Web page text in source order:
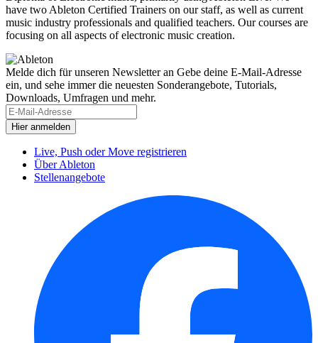
have two Ableton Certified Trainers on our staff, as well as current
music industry professionals and qualified teachers. Our courses are
focusing on all aspects of electronic music creation.
Melde dich für unseren Newsletter an Gebe deine E-Mail-Adresse
ein, und sehe immer die neuesten Sonderangebote, Tutorials,
Downloads, Umfragen und mehr.
Live, Push oder Move registrieren
Über Ableton
Stellenangebote